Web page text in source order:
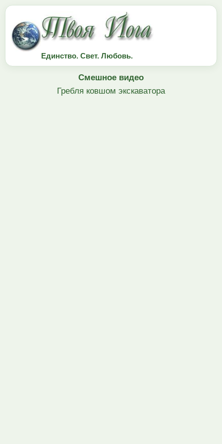
Единство. Свет. Любовь.
Смешное видео
Гребля ковшом экскаватора